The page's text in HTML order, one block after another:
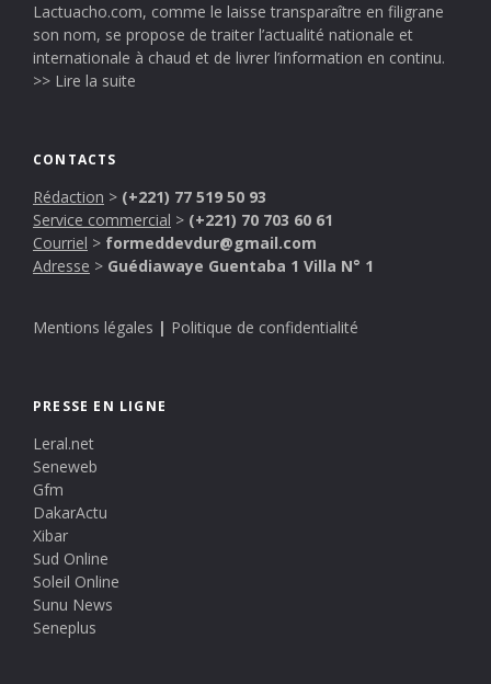
Lactuacho.com, comme le laisse transparaître en filigrane
son nom, se propose de traiter l’actualité nationale et
internationale à chaud et de livrer l’information en continu.
>> Lire la suite
CONTACTS
Rédaction > (+221) 77 519 50 93
Service commercial > (+221) 70 703 60 61
Courriel > formeddevdur@gmail.com
Adresse > Guédiawaye Guentaba 1 Villa N° 1
Mentions légales | Politique de confidentialité
PRESSE EN LIGNE
Leral.net
Seneweb
Gfm
DakarActu
Xibar
Sud Online
Soleil Online
Sunu News
Seneplus